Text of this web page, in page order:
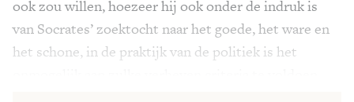
ook zou willen, hoezeer hij ook onder de indruk is
van Socrates’ zoektocht naar het goede, het ware en
het schone, in de praktijk van de politiek is het